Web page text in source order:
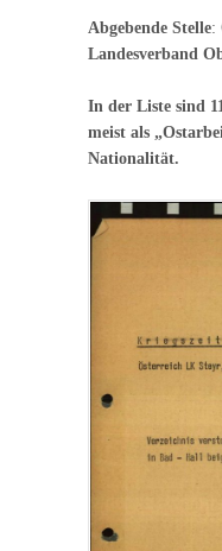
Abgebende Stelle:
Landesverband
In der Liste sind
meist als
Nationalität.